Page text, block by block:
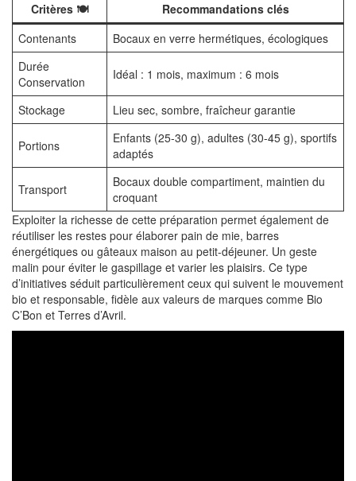
Critères 🍽️
Recommandations clés
Contenants
Bocaux en verre hermétiques, écologiques
Durée
Conservation
Idéal : 1 mois, maximum : 6 mois
Stockage Lieu sec, sombre, fraîcheur garantie
Portions
Enfants (25-30 g), adultes (30-45 g), sportifs
adaptés
Transport
Bocaux double compartiment, maintien du
croquant
Exploiter la richesse de cette préparation permet également de
réutiliser les restes pour élaborer pain de mie, barres
énergétiques ou gâteaux maison au petit-déjeuner. Un geste
malin pour éviter le gaspillage et varier les plaisirs. Ce type
d’initiatives séduit particulièrement ceux qui suivent le mouvement
bio et responsable, fidèle aux valeurs de marques comme Bio
C’Bon et Terres d’Avril.